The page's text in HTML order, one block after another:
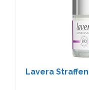
Lavera